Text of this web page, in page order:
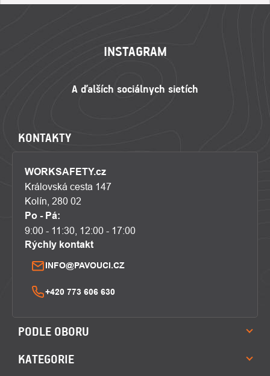
INSTAGRAM
KONTAKTY
WORKSAFETY.cz
Královská cesta 147
Kolín, 280 02
Po - Pá:
9:00 - 11:30, 12:00 - 17:00
Rýchly kontakt
INFO@PAVOUCI.CZ
+420 773 606 630
PODLE OBORU
KATEGORIE